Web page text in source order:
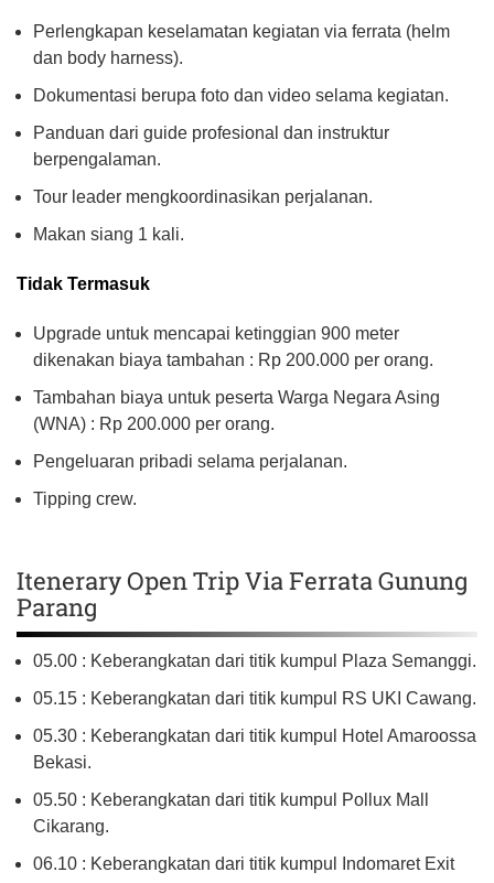
Perlengkapan keselamatan kegiatan via ferrata (helm
dan body harness).
Dokumentasi berupa foto dan video selama kegiatan.
Panduan dari guide profesional dan instruktur
berpengalaman.
Tour leader mengkoordinasikan perjalanan.
Makan siang 1 kali.
Tidak Termasuk
Upgrade untuk mencapai ketinggian 900 meter
dikenakan biaya tambahan : Rp 200.000 per orang.
Tambahan biaya untuk peserta Warga Negara Asing
(WNA) : Rp 200.000 per orang.
Pengeluaran pribadi selama perjalanan.
Tipping crew.
Itenerary Open Trip Via Ferrata Gunung
Parang
05.00 : Keberangkatan dari titik kumpul Plaza Semanggi.
05.15 : Keberangkatan dari titik kumpul RS UKI Cawang.
05.30 : Keberangkatan dari titik kumpul Hotel Amaroossa
Bekasi.
05.50 : Keberangkatan dari titik kumpul Pollux Mall
Cikarang.
06.10 : Keberangkatan dari titik kumpul Indomaret Exit